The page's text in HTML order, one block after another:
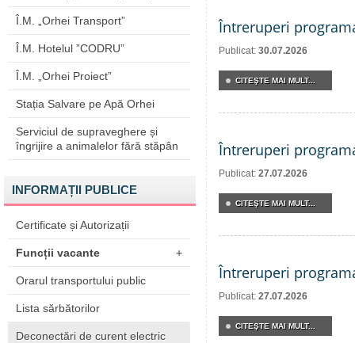
Î.M. „Orhei Transport”
Î.M. Hotelul ”CODRU”
Î.M. „Orhei Proiect”
Stația Salvare pe Apă Orhei
Serviciul de supraveghere și
îngrijire a animalelor fără stăpân
INFORMAȚII PUBLICE
Certificate și Autorizații
Funcții vacante +
Orarul transportului public
Lista sărbătorilor
Deconectări de curent electric
Întreruperi
Publicat: 30.07.2026
CITEŞTE MAI MULT...
Întreruperi
Publicat: 27.07.2026
CITEŞTE MAI MULT...
Întreruperi
Publicat: 27.07.2026
CITEŞTE MAI MULT...